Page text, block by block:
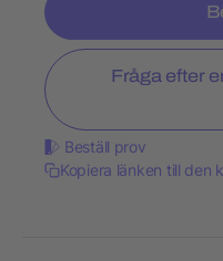
Fråga efter
Beställ prov
Kopiera länken till den